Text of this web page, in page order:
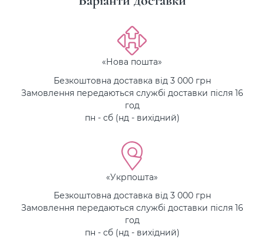
«Нова пошта»
Безкоштовна доставка від 3 000 грн
Замовлення передаються службі доставки після 16
год
пн - сб (нд - вихідний)
«Укрпошта»
Безкоштовна доставка від 3 000 грн
Замовлення передаються службі доставки після 16
год
пн - сб (нд - вихідний)